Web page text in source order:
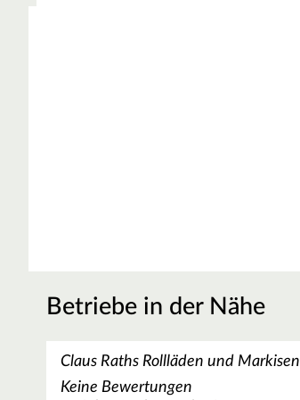
Betriebe in der Nähe
Claus Raths Rollläden und Markisen
Keine Bewertungen